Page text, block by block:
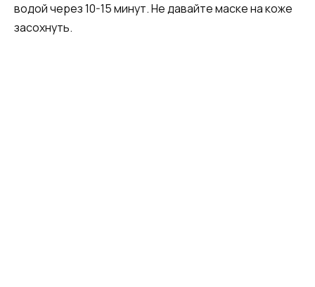
водой через 10-15 минут. Не давайте маске на коже
засохнуть.